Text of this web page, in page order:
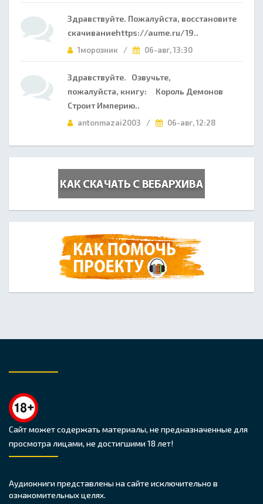
Здравствуйте. Пожалуйста, восстановите
скачиваниеhttps://aume.ru/19..
1морозник / 06-авг, 13:30
Здравствуйте. Озвучьте,
пожалуйста, книгу: Король Демонов
Строит Империю..
antonmazai2003 / 06-авг, 12:28
Сайт может содержать материалы, не предназначенные для
просмотра лицами, не достигшими 18 лет!
Аудиокниги представлены на сайте исключительно в
ознакомительных целях.